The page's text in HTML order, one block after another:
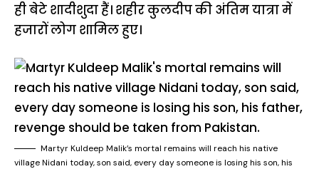
ही बेटे शादीशुदा हैं। शहीर कुलदीप की अंतिम यात्रा में
हजारों लोग शामिल हुए।
Martyr Kuldeep Malik’s mortal remains will reach his native
village Nidani today, son said, every day someone is losing his son, his